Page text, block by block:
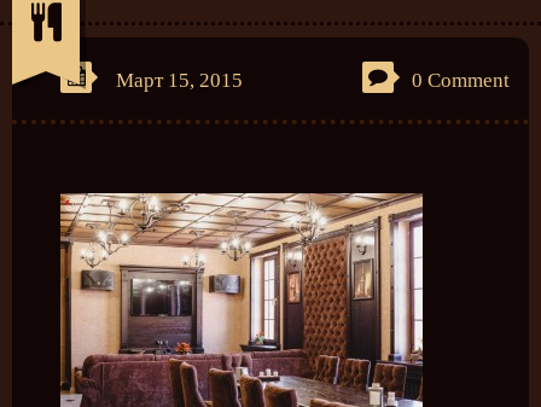
Март 15, 2015 0 Comment